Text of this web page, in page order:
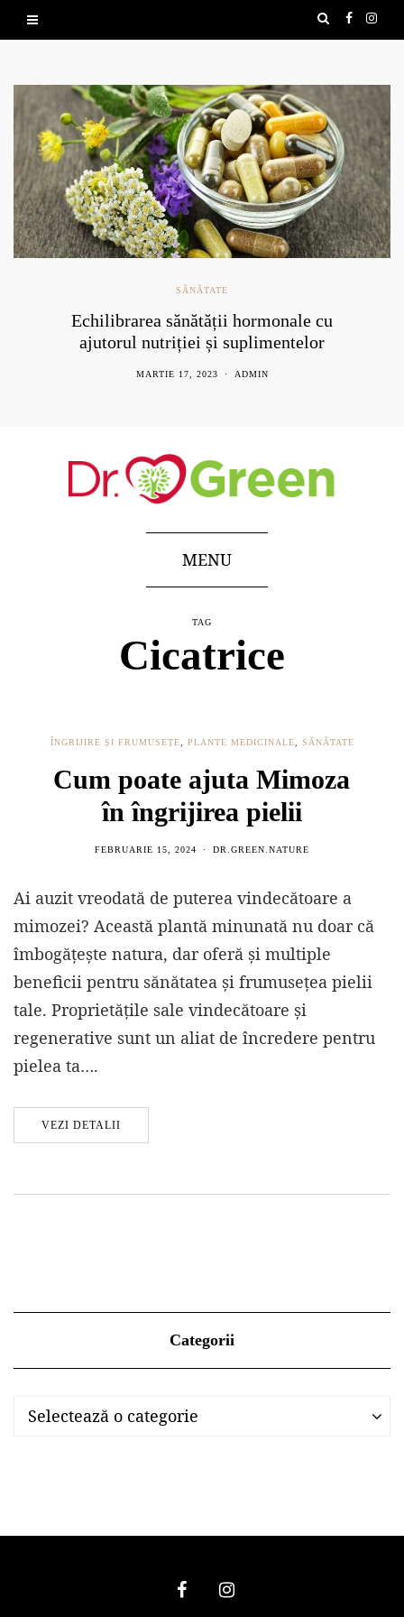
SĂNĂTATE
Echilibrarea sănătății hormonale cu
ajutorul nutriției și suplimentelor
MARTIE 17, 2023 ADMIN
MENU
TAG
Cicatrice
ÎNGRIJIRE ȘI FRUMUSEȚE PLANTE MEDICINALE SĂNĂTATE
Cum poate ajuta Mimoza
în îngrijirea pielii
FEBRUARIE 15, 2024 DR.GREEN.NATURE
Ai auzit vreodată de puterea vindecătoare a
mimozei? Această plantă minunată nu doar că
îmbogățește natura, dar oferă și multiple
beneficii pentru sănătatea și frumusețea pielii
tale. Proprietățile sale vindecătoare și
regenerative sunt un aliat de încredere pentru
pielea ta….
VEZI DETALII
Categorii
Categorii
Selectează o categorie
Categorii